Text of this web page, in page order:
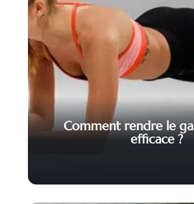
Comment rendre le
efficace ?